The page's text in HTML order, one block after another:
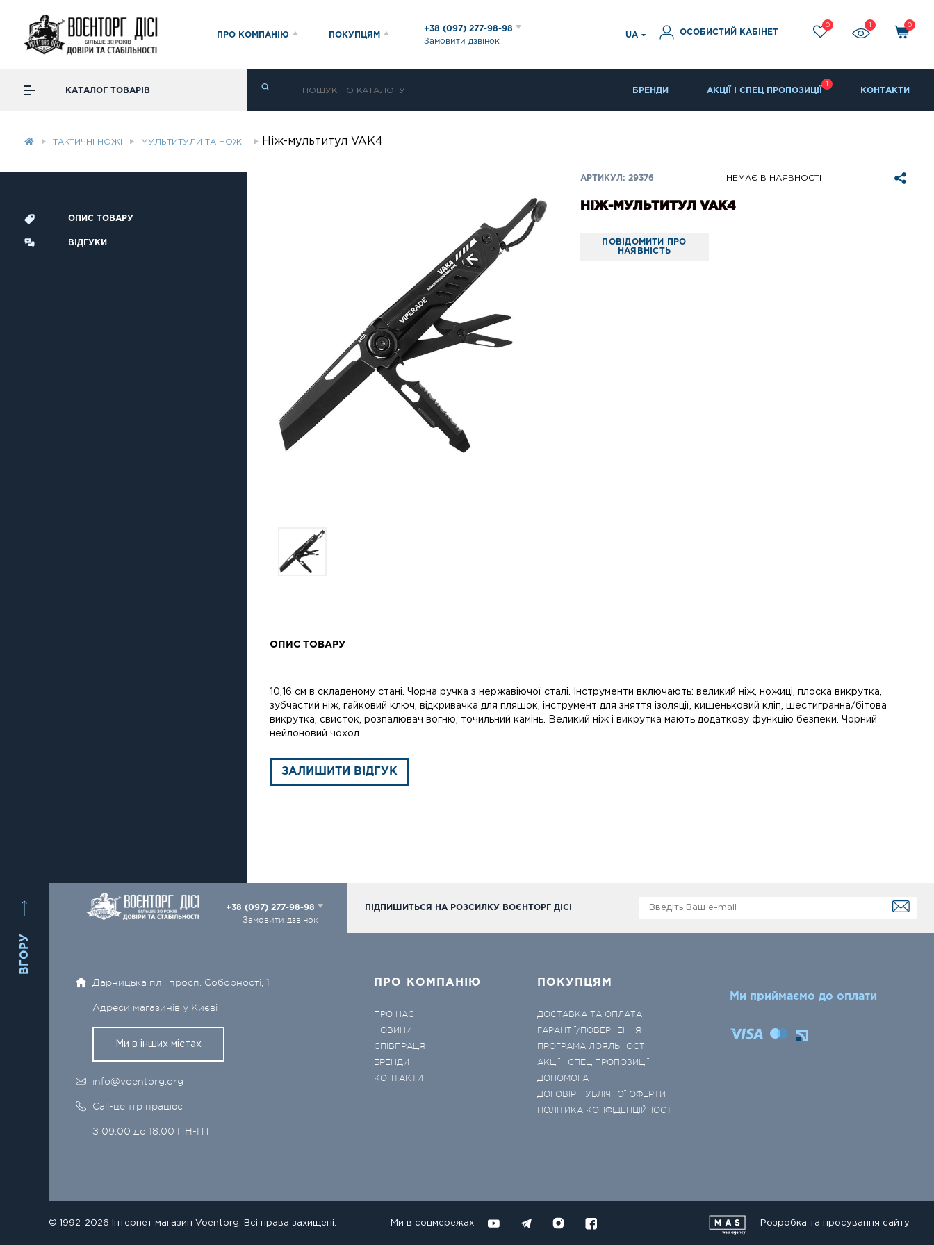
ПРО КОМПАНІЮ ПОКУПЦЯМ
+38 (097) 277-98-98
Замовити дзвінок
UA ОСОБИСТИЙ КАБІНЕТ
0 0
КАТАЛОГ ТОВАРІВ БРЕНДИ АКЦІЇ І СПЕЦ ПРОПОЗИЦІЇ КОНТАКТИ
ТАКТИЧНІ НОЖІ МУЛЬТИТУЛИ ТА НОЖІ Ніж-мультитул VAK4
ОПИС ТОВАРУ
ВІДГУКИ
АРТИКУЛ: 29376 НЕМАЄ В НАЯВНОСТІ
НІЖ-МУЛЬТИТУЛ VAK4
ПОВІДОМИТИ ПРО
НАЯВНІСТЬ
ОПИС ТОВАРУ
10,16 см в складеному стані. Чорна ручка з нержавіючої сталі. Інструменти включають: великий ніж, ножиці, плоска викрутка,
зубчастий ніж, гайковий ключ, відкривачка для пляшок, інструмент для зняття ізоляції, кишеньковий кліп, шестигранна/бітова
викрутка, свисток, розпалювач вогню, точильний камінь. Великий ніж і викрутка мають додаткову функцію безпеки. Чорний
нейлоновий чохол.
ЗАЛИШИТИ ВІДГУК
ВГОРУ
+38 (097) 277-98-98
Замовити дзвінок
ПІДПИШИТЬСЯ НА РОЗСИЛКУ ВОЄНТОРГ ДІСІ
Дарницька пл., просп. Соборності, 1
Адреси магазинів у Києві
Ми в інших містах
info@voentorg.org
Call-центр працює
З 09:00 до 18:00 ПН-ПТ
ПРО КОМПАНІЮ
ПРО НАС
НОВИНИ
СПІВПРАЦЯ
БРЕНДИ
КОНТАКТИ
ПОКУПЦЯМ
ДОСТАВКА ТА ОПЛАТА
ГАРАНТІЇ/ПОВЕРНЕННЯ
ПРОГРАМА ЛОЯЛЬНОСТІ
АКЦІЇ І СПЕЦ ПРОПОЗИЦІЇ
ДОПОМОГА
ДОГОВІР ПУБЛІЧНОЇ ОФЕРТИ
ПОЛІТИКА КОНФІДЕНЦІЙНОСТІ
Ми приймаємо до оплати
© 1992-2026 Інтернет магазин Voentorg. Всі права захищені. Ми в соцмережах Розробка та просування сайту